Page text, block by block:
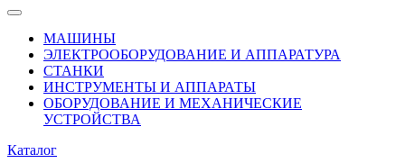
МАШИНЫ
ЭЛЕКТРООБОРУДОВАНИЕ И АППАРАТУРА
СТАНКИ
ИНСТРУМЕНТЫ И АППАРАТЫ
ОБОРУДОВАНИЕ И МЕХАНИЧЕСКИЕ
УСТРОЙСТВА
Каталог